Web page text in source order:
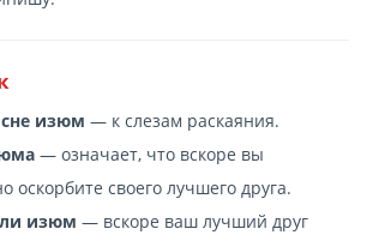
изюм — к слезам раскаяния.
— означает, что вскоре вы
оскорбите своего лучшего друга.
изюм — вскоре ваш лучший друг